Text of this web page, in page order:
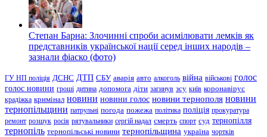
Степан Барна: Злочинні спроби асимілювати лемків як
представників української нації серед інших народів –
зазнали фіаско (фото)
ГУ НП поліція ДСНС ДТП СБУ аварія авто алкоголь війна військові голос
голос новини гроші дитина допомога діти загинув зсу київ коронавірус
крадіжка кримінал новини новини голос новини тернополя новини
тернопільщини патрульні погода пожежа політика поліція прокуратура
ремонт розшук росія рятувальники сергій надал смерть спорт суд тернопілля
тернопіль тернопільські новини тернопільщина україна чортків